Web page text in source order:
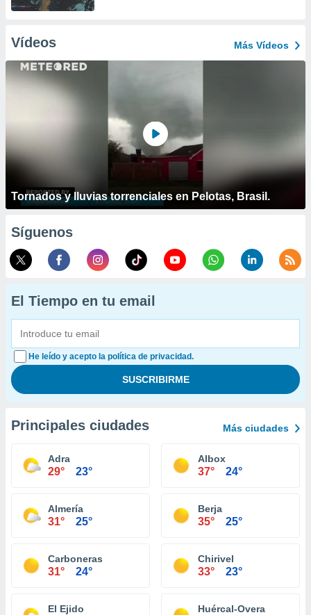
Vídeos Más Vídeos
Tornados y lluvias torrenciales en Pelotas, Brasil.
Síguenos
El Tiempo en tu email
He leído y acepto la política de privacidad.
Principales ciudades Más ciudades
Adra
29° 23°
Albox
37° 24°
Almería
31° 25°
Berja
35° 25°
Carboneras
31° 24°
Chirivel
33° 23°
El Ejido Huércal-Overa